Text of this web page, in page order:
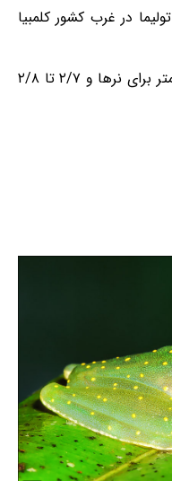
در غرب کشور کلمبیا
بدن به درازای ۲/۳ تا ۲/۶ سانتی‌متر برای نرها و ۲/۷ تا ۲/۸